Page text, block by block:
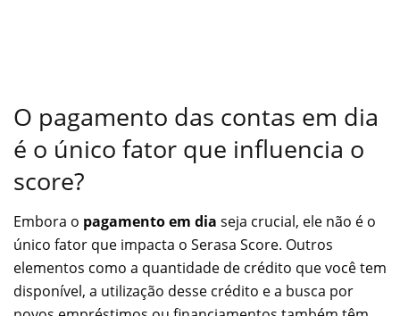
O pagamento das contas em dia
é o único fator que influencia o
score?
Embora o pagamento em dia seja crucial, ele não é o
único fator que impacta o Serasa Score. Outros
elementos como a quantidade de crédito que você tem
disponível, a utilização desse crédito e a busca por